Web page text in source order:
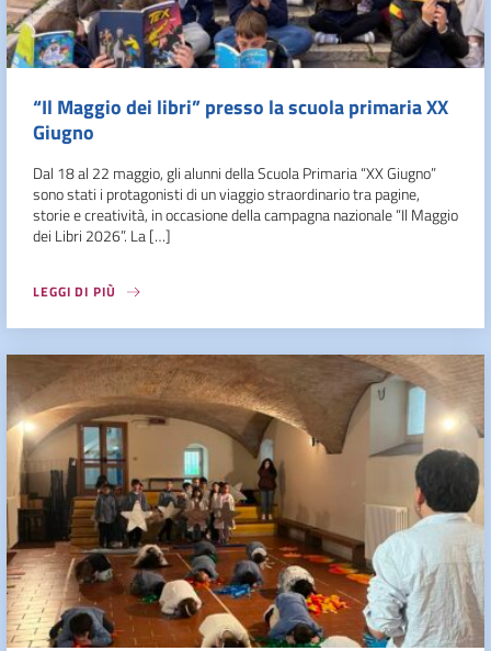
“Il Maggio dei libri” presso la scuola primaria XX
Giugno
Dal 18 al 22 maggio, gli alunni della Scuola Primaria “XX Giugno”
sono stati i protagonisti di un viaggio straordinario tra pagine,
storie e creatività, in occasione della campagna nazionale “Il Maggio
dei Libri 2026”. La […]
LEGGI DI PIÙ